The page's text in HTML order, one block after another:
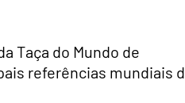
Taça do Mundo de
referências mundiais